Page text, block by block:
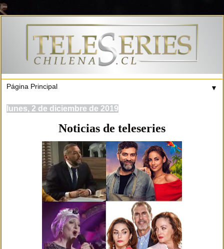
▼
lunes, 2 de diciembre de 2019
Noticias de teleseries